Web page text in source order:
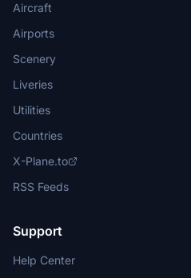
Aircraft
Airports
Scenery
Liveries
Utilities
Countries
X-Plane.to
RSS Feeds
Support
Help Center